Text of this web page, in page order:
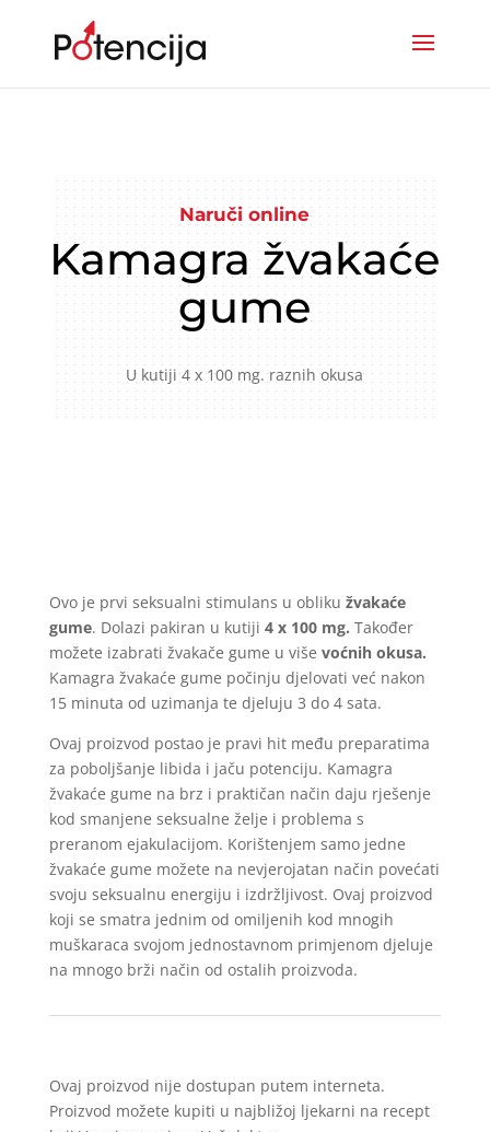
Naruči online
Kamagra žvakaće
gume
U kutiji 4 x 100 mg. raznih okusa
Ovo je prvi seksualni stimulans u obliku žvakaće
gume. Dolazi pakiran u kutiji 4 x 100 mg. Također
možete izabrati žvakače gume u više voćnih okusa.
Kamagra žvakaće gume počinju djelovati već nakon
15 minuta od uzimanja te djeluju 3 do 4 sata.
Ovaj proizvod postao je pravi hit među preparatima
za poboljšanje libida i jaču potenciju. Kamagra
žvakaće gume na brz i praktičan način daju rješenje
kod smanjene seksualne želje i problema s
preranom ejakulacijom. Korištenjem samo jedne
žvakaće gume možete na nevjerojatan način povećati
svoju seksualnu energiju i izdržljivost. Ovaj proizvod
koji se smatra jednim od omiljenih kod mnogih
muškaraca svojom jednostavnom primjenom djeluje
na mnogo brži način od ostalih proizvoda.
Ovaj proizvod nije dostupan putem interneta.
Proizvod možete kupiti u najbližoj ljekarni na recept